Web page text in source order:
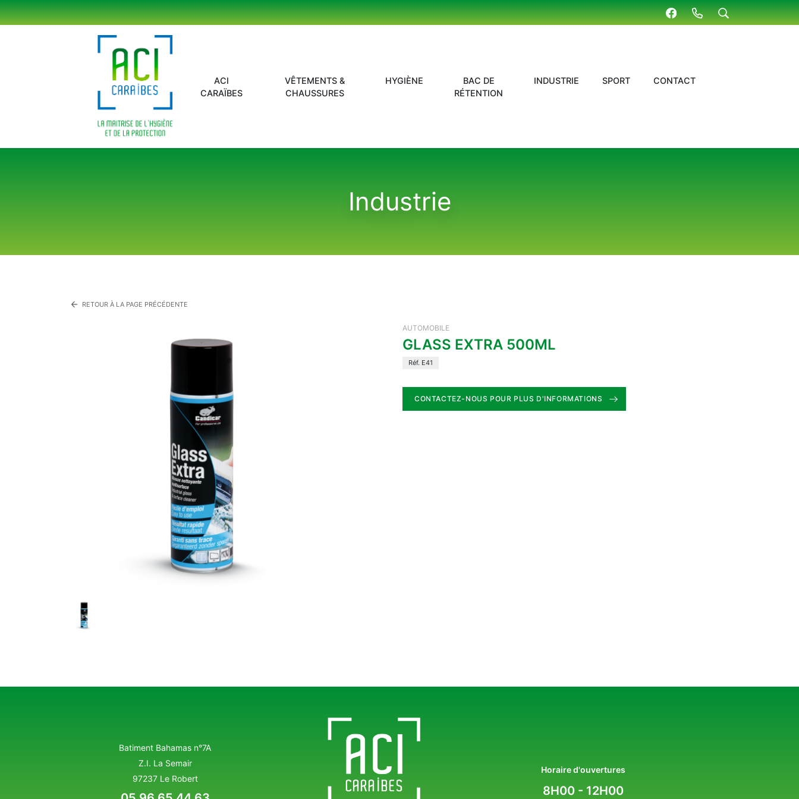
ACI
CARAÏBES
VÊTEMENTS &
CHAUSSURES
HYGIÈNE
BAC DE
RÉTENTION
INDUSTRIE SPORT CONTACT
Industrie
arrow_back RETOUR À LA PAGE PRÉCÉDENTE
AUTOMOBILE
GLASS EXTRA 500ML
Réf. E41
CONTACTEZ-NOUS POUR PLUS D'INFORMATIONS
Batiment Bahamas n°7A
Z.I. La Semair
97237 Le Robert
Horaire d'ouvertures
8H00 - 12H00
Panneau de gestion des cookies